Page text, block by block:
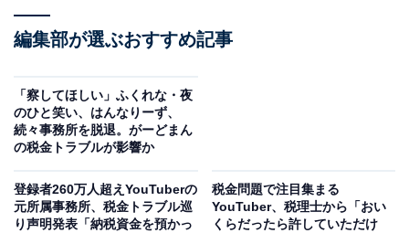
編集部が選ぶおすすめ記事
「察してほしい」ふくれな・夜
のひと笑い、はんなりーず、
続々事務所を脱退。がーどまん
の税金トラブルが影響か
登録者260万人超えYouTuberの
元所属事務所、税金トラブル巡
り声明発表「納税資金を預かっ
税金問題で注目集まる
YouTuber、税理士から「おい
くらだったら許していただけ